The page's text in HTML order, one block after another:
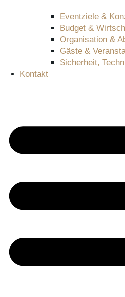
Eventziele &
Budget &
Organisation &
Gäste &
Sicherheit,
Kontakt